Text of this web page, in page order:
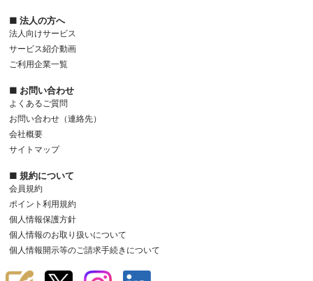
■ 法人の方へ
法人向けサービス
サービス紹介動画
ご利用企業一覧
■ お問い合わせ
よくあるご質問
お問い合わせ（連絡先）
会社概要
サイトマップ
■ 規約について
会員規約
ポイント利用規約
個人情報保護方針
個人情報のお取り扱いについて
個人情報開示等のご請求手続きについて